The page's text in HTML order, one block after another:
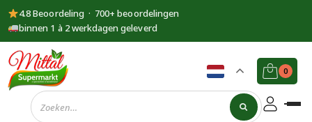
4.8 Beoordeling · 700+ beoordelingen
binnen 1 à 2 werkdagen geleverd
Supermarkt
Mittal
0